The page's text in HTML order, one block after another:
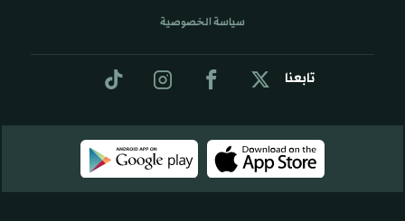
تابعنا
سياسة الخصوصية